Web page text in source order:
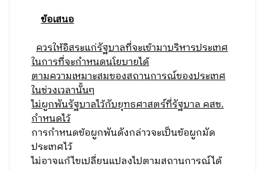
ข้อเสนอ
ควรให้อิสระแก่รัฐบาลที่จะเข้ามาบริหารประเทศ
ในการที่จะกำหนดนโยบายได้
ตามความเหมาะสมของสถานการณ์ของประเทศ
ในช่วงเวลานั้นๆ
ไม่ผูกพันรัฐบาลไว้กับยุทธศาสตร์ที่รัฐบาล คสช.
กำหนดไว้
การกำหนดข้อผูกพันดังกล่าวจะเป็นข้อผูกมัด
ประเทศไว้
ไม่อาจแก้ไขเปลี่ยนแปลงไปตามสถานการณ์ได้